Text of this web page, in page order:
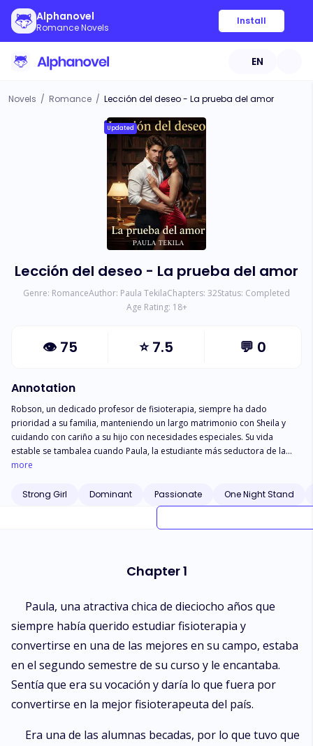
Alphanovel
Romance Novels
Install
EN
Novels / Romance / Lección del deseo - La prueba del amor
Updated
Lección del deseo - La prueba del amor
Genre: RomanceAuthor: Paula TekilaChapters: 32Status: Completed
Age Rating: 18+
👁 75 ⭐7.5 💬 0
Annotation
Robson, un dedicado profesor de fisioterapia, siempre ha dado
prioridad a su familia, manteniendo un largo matrimonio con Sheila y
cuidando con cariño a su hijo con necesidades especiales. Su vida
estable se tambalea cuando Paula, la estudiante más seductora de la
facultad, menosprecia su seriedad y muestra interés por liarse con otro
emociones en él, despertando su latente lado cazador. A medida que se
acercan durante un viaje de estudios, ambos se ven envueltos en una
more
Strong Girl Dominant Passionate One Night Stand
Chapter 1
Paula, una atractiva chica de dieciocho años que
siempre había querido estudiar fisioterapia y
convertirse en una de las mejores en su campo, estaba
en el segundo semestre de su curso y le encantaba.
Sentía que era su vocación y daría lo que fuera por
convertirse en la mejor fisioterapeuta del país.
Era una de las alumnas becadas, por lo que tuvo que